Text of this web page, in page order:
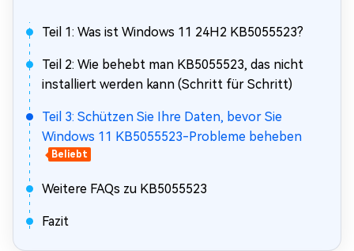
Teil 1: Was ist Windows 11 24H2 KB5055523?
Teil 2: Wie behebt man KB5055523, das nicht
installiert werden kann (Schritt für Schritt)
Teil 3: Schützen Sie Ihre Daten, bevor Sie
Windows 11 KB5055523-Probleme beheben
Beliebt
Weitere FAQs zu KB5055523
Fazit